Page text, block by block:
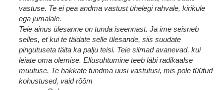
vastuse. Te ei pea andma vastust ühelegi rahvale, kirikule
ega jumalale.
Teie ainus ülesanne on tunda iseennast. Ja ime seisneb
selles, et kui te täidate selle ülesande, siis suudate
pingutuseta täita ka palju teisi. Teie silmad avanevad, kui
leiate oma olemise. Ellusuhtumine teeb läbi radikaalse
muutuse. Te hakkate tundma uusi vastutusi, mis pole tüütud
kohustused, vaid rõõm